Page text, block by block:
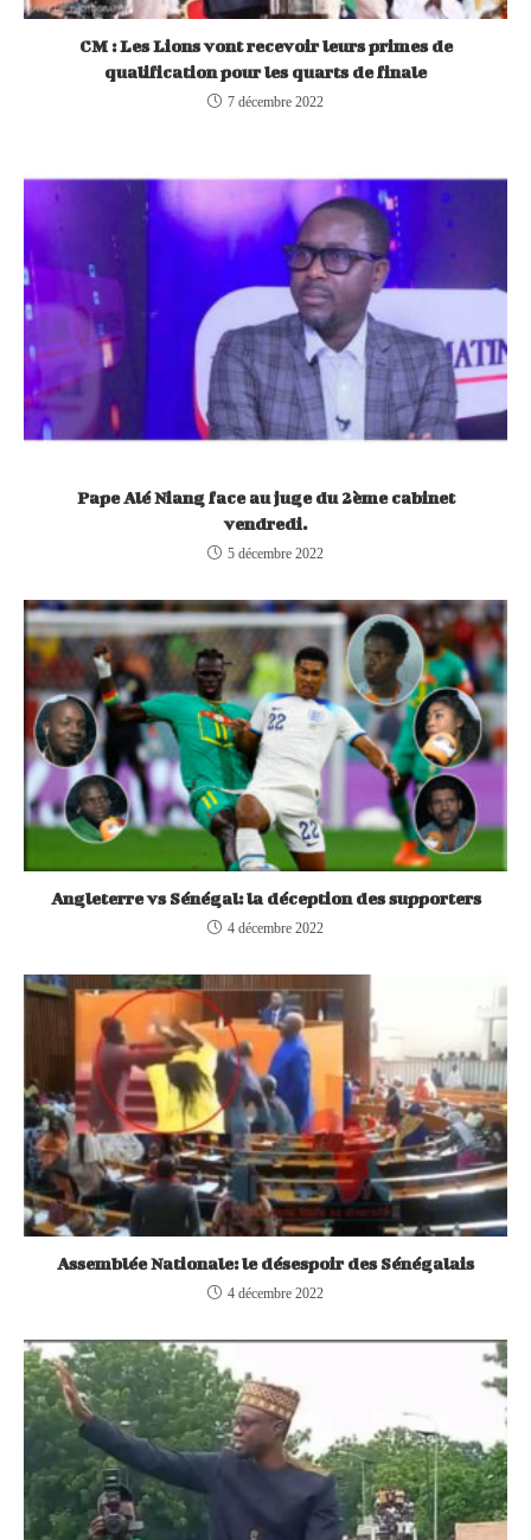
CM : Les Lions vont recevoir leurs primes de
qualification pour les quarts de finale
7 décembre 2022
Pape Alé Niang face au juge du 2ème cabinet
vendredi.
5 décembre 2022
Angleterre vs Sénégal: la déception des supporters
4 décembre 2022
Assemblée Nationale: le désespoir des Sénégalais
4 décembre 2022